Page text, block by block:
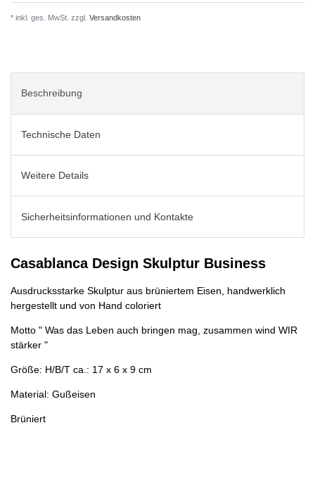
* inkl. ges. MwSt. zzgl. Versandkosten
Beschreibung
Technische Daten
Weitere Details
Sicherheitsinformationen und Kontakte
Casablanca Design Skulptur Business
Ausdrucksstarke Skulptur aus brüniertem Eisen, handwerklich
hergestellt und von Hand coloriert
Motto " Was das Leben auch bringen mag, zusammen wind WIR
stärker "
Größe: H/B/T ca.: 17 x 6 x 9 cm
Material: Gußeisen
Brüniert